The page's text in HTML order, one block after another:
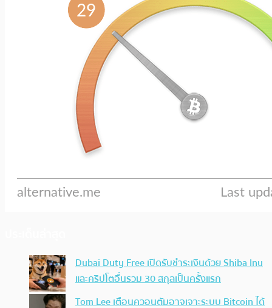
Dubai Duty Free เปิดรับชำระเงินด้วย Shiba Inu
และคริปโตอื่นรวม 30 สกุลเป็นครั้งแรก
Tom Lee เตือนควอนตัมอาจเจาะระบบ Bitcoin ได้